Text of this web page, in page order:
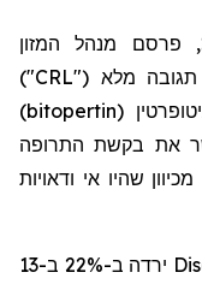
ב-13 בפברואר 2026, פרסם מנהל המזון
מלא ("CRL
")
(
bitopertin
)
את בקשת התרופה
מכיוון שהיו אי ודאויות
ירדה ב-22% ב-13